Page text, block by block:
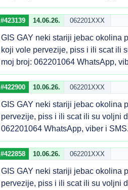
#423139 14.06.26. 062201XXX
GIS GAY neki stariji jebac okolina
koji vole pervezije, piss i ili scat ili
moj broj: 062201064 WhatsApp,
#422900 10.06.26. 062201XXX
GIS GAY neki stariji jebac okolina
pervezije, piss i ili scat ili su voljni
062201064 WhatsApp, viber i
#422858 10.06.26. 062201XXX
GIS GAY neki stariji jebac okolina
pervezije, piss i ili scat ili su voljni